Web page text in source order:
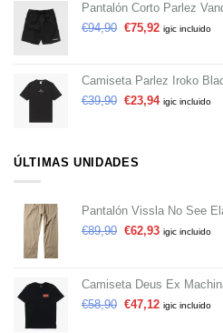
Pantalón Corto Parlez
€94,90 €75,92 igic incluido
Camiseta Parlez Iroko
€39,90 €23,94 igic incluido
ÚLTIMAS UNIDADES
Pantalón Vissla No See
€89,90 €62,93 igic incluido
Camiseta Deus Ex
€58,90 €47,12 igic incluido